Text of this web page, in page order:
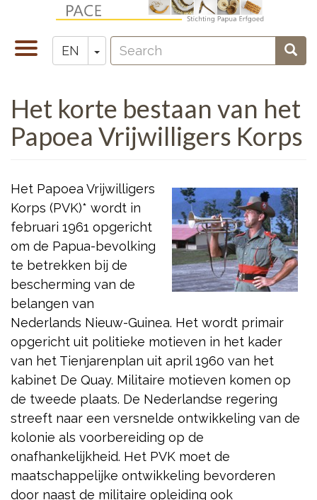
mainToggle
navigation
EN Toggle Dropdown
Zoeken
Search
Het korte bestaan van het
Papoea Vrijwilligers Korps
Het Papoea Vrijwilligers
Korps (PVK)* wordt in
februari 1961 opgericht
om de Papua-bevolking
te betrekken bij de
bescherming van de
belangen van
Nederlands Nieuw-Guinea. Het wordt primair
opgericht uit politieke motieven in het kader
van het Tienjarenplan uit april 1960 van het
kabinet De Quay. Militaire motieven komen op
de tweede plaats. De Nederlandse regering
streeft naar een versnelde ontwikkeling van de
kolonie als voorbereiding op de
onafhankelijkheid. Het PVK moet de
maatschappelijke ontwikkeling bevorderen
door naast de militaire opleiding ook